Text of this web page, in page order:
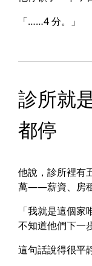
「……4 分。」
診所就
都停
他說，診所裡有
萬——薪資、房租
「我就是這個
不知道他們下一
這句話說得很平